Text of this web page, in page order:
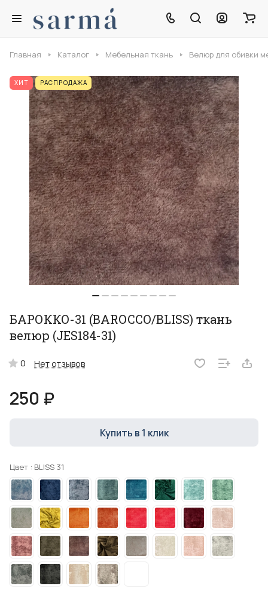
Главная Каталог Мебельная ткань Велюр для обивки
ХИТ РАСПРОДАЖА
БАРОККО-31 (BAROCCO/BLISS) ткань
велюр (JES184-31)
0 Нет отзывов
250 ₽
Купить в 1 клик
Цвет : BLISS 31